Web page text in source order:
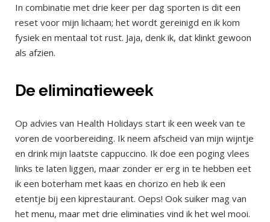
In combinatie met drie keer per dag sporten is dit een
reset voor mijn lichaam; het wordt gereinigd en ik kom
fysiek en mentaal tot rust. Jaja, denk ik, dat klinkt gewoon
als afzien.
De eliminatieweek
Op advies van Health Holidays start ik een week van te
voren de voorbereiding. Ik neem afscheid van mijn wijntje
en drink mijn laatste cappuccino. Ik doe een poging vlees
links te laten liggen, maar zonder er erg in te hebben eet
ik een boterham met kaas en chorizo en heb ik een
etentje bij een kiprestaurant. Oeps! Ook suiker mag van
het menu, maar met drie eliminaties vind ik het wel mooi.